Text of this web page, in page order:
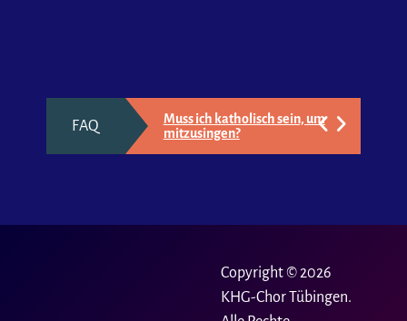
FAQ
Muss ich katholisch sein, um
mitzusingen?
Gibt es Sonderproben, die
nicht Montags stattfinden?
Copyright © 2026
KHG-Chor Tübingen.